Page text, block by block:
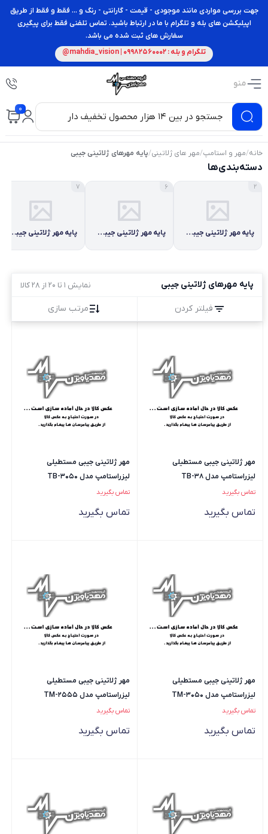
جهت بررسی مواردی مانند موجودی - قیمت - گارانتی - رنگ و ... فقط و فقط از طریق
اپیلیکشن های بله و تلگرام با ما در ارتباط باشید. تماس تلفنی فقط برای پیگیری
سفارش های ثبت شده می باشد.
تلگرام و بله : 09982560002 | mahdia_vision@
منو
0
خانه/مهر و استامپ/مهر های ژلاتینی/پایه مهرهای ژلاتینی جیبی
دسته‌بندی‌ها
2
پایه مهر ژلاتینی جیبی برند سانی
6
پایه مهر ژلاتینی جیبی برند سرداش
7
پایه مهر ژلاتینی جیبی برند شاینی
پایه مهرهای ژلاتینی جیبی نمایش 1 تا 20 از 28 کالا
فیلتر کردن مرتب سازی
مهر ژلاتینی جیبی مستطیلی
لیزراستامپ مدل TB-38
تماس بگیرید
تماس بگیرید
مهر ژلاتینی جیبی مستطیلی
لیزراستامپ مدل TB-3050
تماس بگیرید
تماس بگیرید
مهر ژلاتینی جیبی مستطیلی
لیزراستامپ مدل TM-3050
تماس بگیرید
تماس بگیرید
مهر ژلاتینی جیبی مستطیلی
لیزراستامپ مدل TM-2555
تماس بگیرید
تماس بگیرید